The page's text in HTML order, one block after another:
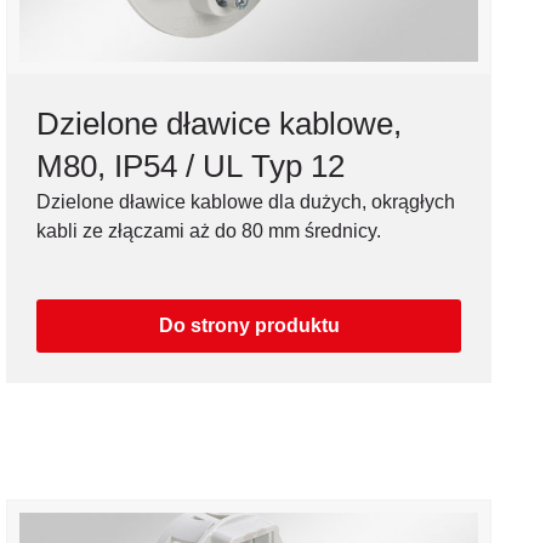
Dzielone dławice kablowe,
M80, IP54 / UL Typ 12
Dzielone dławice kablowe dla dużych, okrągłych
kabli ze złączami aż do 80 mm średnicy.
Do strony produktu